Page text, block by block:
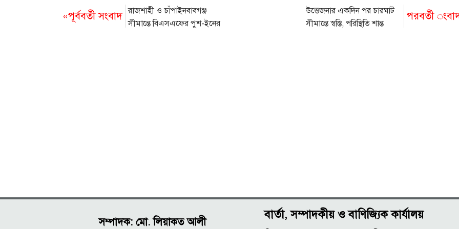
«পূর্ববর্তী সংবাদ রাজশাহী ও চাঁপাইনবাবগঞ্জ
সীমান্তে বিএসএফের পুশ-ইনের
পরবর্তী
উত্তেজনার একদিন পর চারঘাট
সীমান্তে স্বস্তি, পরিস্থিতি শান্ত
সম্পাদক: মো. লিয়াকত আলী
বার্তা, সম্পাদকীয় ও বাণিজ্যিক কার্যালয়